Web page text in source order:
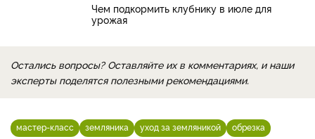
Чем подкормить клубнику в июле для
урожая
Остались вопросы? Оставляйте их в комментариях, и наши
эксперты поделятся полезными рекомендациями.
мастер-класс земляника уход за земляникой обрезка